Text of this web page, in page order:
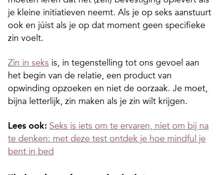
je kleine initiatieven neemt. Als je op seks aanstuurt
ook en júist als je op dat moment geen specifieke
zin voelt.
Zin in seks is, in tegenstelling tot ons gevoel aan
het begin van de relatie, een product van
opwinding opzoeken en niet de oorzaak. Je moet,
bijna letterlijk, zin maken als je zin wilt krijgen.
Lees ook: Seks is iets om te ervaren, niet om bij na
te denken: met deze test ontdek je hoe mindful je
bent in bed